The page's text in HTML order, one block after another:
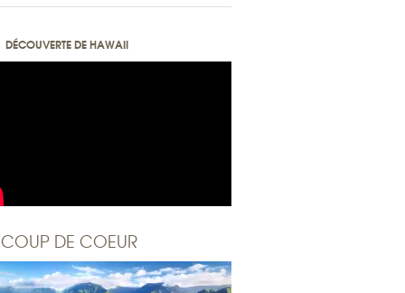
DÉCOUVERTE DE HAWAII
COUP DE COEUR